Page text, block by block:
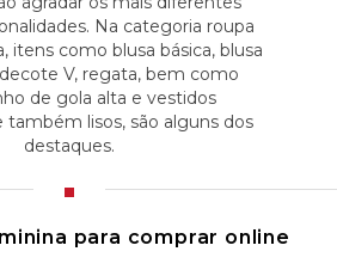
Na categoria roupa
itens como blusa básica, blusa
V, regata, bem como
de gola alta e vestidos
também lisos, são alguns dos
destaques.
para comprar online